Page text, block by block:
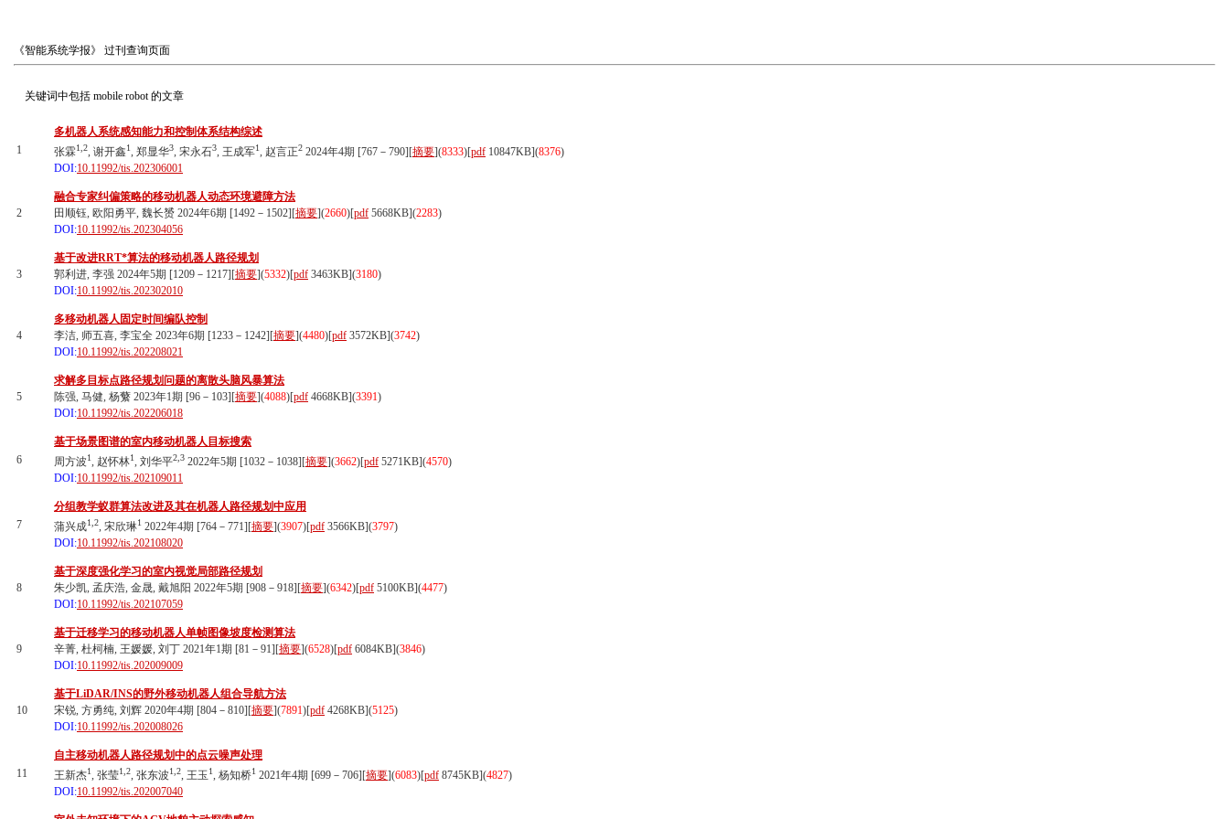
《智能系统学报》 过刊查询页面
关键词中包括 mobile robot的文章
1
多机器人系统感知能力和控制体系结构综述
张霖1,2, 谢开鑫1, 郑显华3, 宋永石3, 王成军1, 赵言正2 2024年4期 [767－790][摘要](8333)[pdf 10847KB](8376)
DOI:10.11992/tis.202306001
2
融合专家纠偏策略的移动机器人动态环境避障方法
田顺钰, 欧阳勇平, 魏长赟 2024年6期 [1492－1502][摘要](2660)[pdf 5668KB](2283)
DOI:10.11992/tis.202304056
3
基于改进RRT*算法的移动机器人路径规划
郭利进, 李强 2024年5期 [1209－1217][摘要](5332)[pdf 3463KB](3180)
DOI:10.11992/tis.202302010
4
多移动机器人固定时间编队控制
李洁, 师五喜, 李宝全 2023年6期 [1233－1242][摘要](4480)[pdf 3572KB](3742)
DOI:10.11992/tis.202208021
5
求解多目标点路径规划问题的离散头脑风暴算法
陈强, 马健, 杨蘩 2023年1期 [96－103][摘要](4088)[pdf 4668KB](3391)
DOI:10.11992/tis.202206018
6
基于场景图谱的室内移动机器人目标搜索
周方波1, 赵怀林1, 刘华平2,3 2022年5期 [1032－1038][摘要](3662)[pdf 5271KB](4570)
DOI:10.11992/tis.202109011
7
分组教学蚁群算法改进及其在机器人路径规划中应用
蒲兴成1,2, 宋欣琳1 2022年4期 [764－771][摘要](3907)[pdf 3566KB](3797)
DOI:10.11992/tis.202108020
8
基于深度强化学习的室内视觉局部路径规划
朱少凯, 孟庆浩, 金晟, 戴旭阳 2022年5期 [908－918][摘要](6342)[pdf 5100KB](4477)
DOI:10.11992/tis.202107059
9
基于迁移学习的移动机器人单帧图像坡度检测算法
辛菁, 杜柯楠, 王媛媛, 刘丁 2021年1期 [81－91][摘要](6528)[pdf 6084KB](3846)
DOI:10.11992/tis.202009009
10
基于LiDAR/INS的野外移动机器人组合导航方法
宋锐, 方勇纯, 刘辉 2020年4期 [804－810][摘要](7891)[pdf 4268KB](5125)
DOI:10.11992/tis.202008026
11
自主移动机器人路径规划中的点云噪声处理
王新杰1, 张莹1,2, 张东波1,2, 王玉1, 杨知桥1 2021年4期 [699－706][摘要](6083)[pdf 8745KB](4827)
DOI:10.11992/tis.202007040